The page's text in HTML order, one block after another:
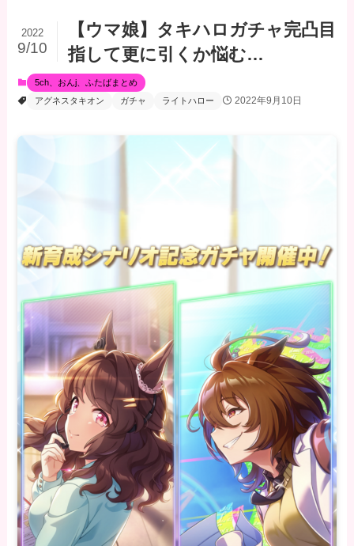
【ウマ娘】タキハロガチャ完凸目
指して更に引くか悩む…
2022
9/10
5ch、おんj、ふたばまとめ
アグネスタキオン
ガチャ ライトハロー 2022年9月10日